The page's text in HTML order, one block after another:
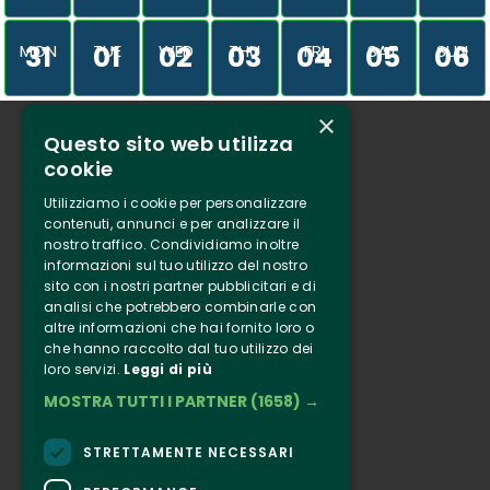
MON
31 TUE
01 WED
02 THU
03 FRI
04 SAT
05 SUN
06
Who we are
Tenuta Selvaggia
Contacts
Online ticketing
Clappit
Information
Follow Us
Facebook
×
Questo sito web utilizza
cookie
Utilizziamo i cookie per personalizzare
contenuti, annunci e per analizzare il
nostro traffico. Condividiamo inoltre
informazioni sul tuo utilizzo del nostro
sito con i nostri partner pubblicitari e di
analisi che potrebbero combinarle con
altre informazioni che hai fornito loro o
che hanno raccolto dal tuo utilizzo dei
loro servizi. Leggi di più
MOSTRA TUTTI I PARTNER (1658) →
STRETTAMENTE NECESSARI